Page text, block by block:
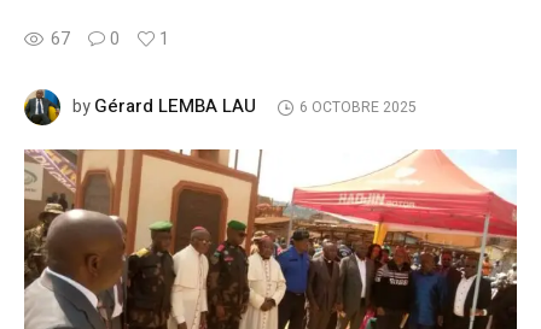
67 0 1
byGérard LEMBA LAU 6 OCTOBRE 2025